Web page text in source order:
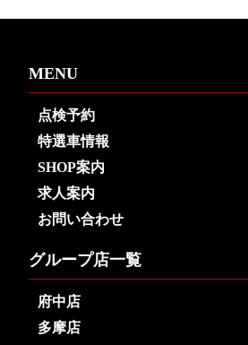
MENU
点検予約
特選車情報
SHOP案内
求人案内
お問い合わせ
グループ店一覧
府中店
多摩店